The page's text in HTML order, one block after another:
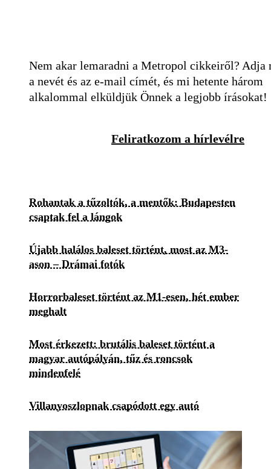
Nem akar lemaradni a Metropol cikkeiről? Adja
a nevét és az e-mail címét, és mi hetente három
alkalommal elküldjük Önnek a legjobb írásokat!
Feliratkozom a hírlevélre
Rohantak a tűzoltók, a mentők: Budapesten
csaptak fel a lángok
Újabb halálos baleset történt, most az M3-
ason – Drámai fotók
Horrorbaleset történt az M1-esen, hét ember
meghalt
Most érkezett: brutális baleset történt a
magyar autópályán, tűz és roncsok
mindenfelé
Villanyoszlopnak csapódott egy autó